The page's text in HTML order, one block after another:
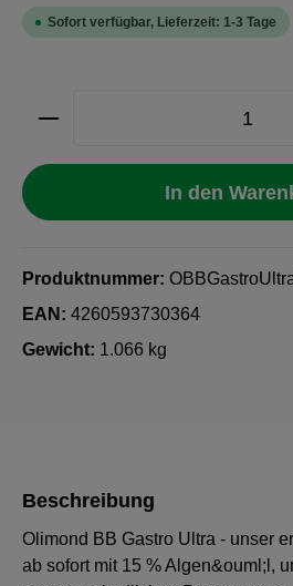
Sofort verfügbar, Lieferzeit: 1-3 Tage
Produkt Anzahl: Gib
In den
Produktnummer:
EAN: 4260593730364
Gewicht: 1.066 kg
Beschreibung
Olimond BB Gastro Ultra - unser
ab sofort mit 15 % Algen&ouml;l,